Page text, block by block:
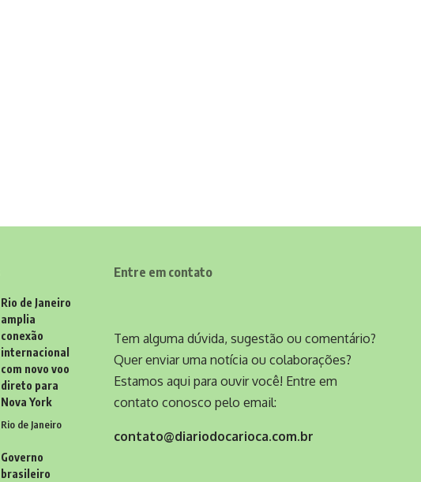
Rio de Janeiro
amplia
conexão
internacional
com novo voo
direto para
Nova York
Rio de Janeiro
Governo
brasileiro
Entre em contato
Tem alguma dúvida, sugestão ou comentário?
Quer enviar uma notícia ou colaborações?
Estamos aqui para ouvir você! Entre em
contato conosco pelo email:
contato@diariodocarioca.com.br